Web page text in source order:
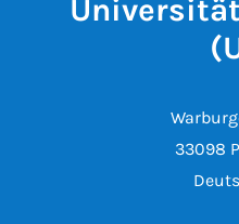
33098